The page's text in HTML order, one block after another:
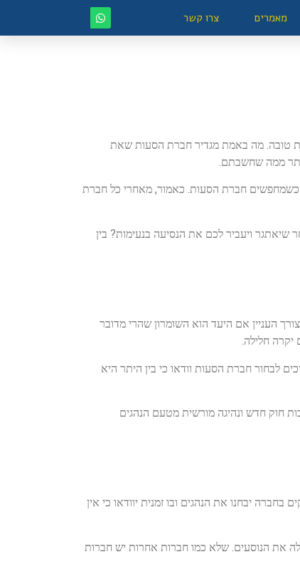
מאמרים צרו קשר
חברת הסעות טובה. מה באמת מגדיר חברת הסעות שאת
ממה שחשבתם.
כשמחפשים חברת הסעות. כאמור, מאחרי כל חברת
שיאתגר ויעביר לכם את הנסיעה בנעימות? בין
העניין אם היעד הוא השומרון שהרי מדובר
יקרה חלילה.
לבחור חברת הסעות וודאו כי בין היתר היא
חוק חדש ונהיגה מורשית מטעם הנהגים
יבחנו את הנהגים ובו זמנית יוודאו כי אין
את הנוסעים. שלא כמו חברות אחרות יש חברות